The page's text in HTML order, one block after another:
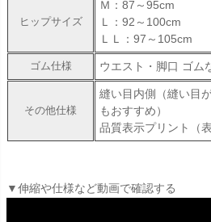
ヒップサイズ
Ｍ：87～95cm
Ｌ：92～100cm
ＬＬ：97～105cm
ゴム仕様 ウエスト・脚口 ゴム
その他仕様
縫い目内側（縫い目
もおすすめ）
品質表示プリント（
▼伸縮や仕様など動画で確認する